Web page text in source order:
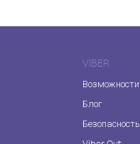
VIBER
Возможности
Блог
Безопасность